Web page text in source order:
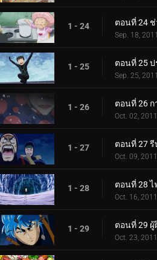
1 - 24
Sep. 18, 2011
1 - 25
Sep. 25, 2011
1 - 26
Oct. 02, 2011
1 - 27
Oct. 09, 2011
1 - 28
Oct. 16, 2011
1 - 29
Oct. 23, 2011